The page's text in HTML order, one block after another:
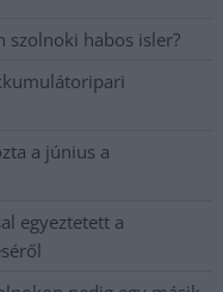
szolnoki habos isler?
a június a
egyeztetett a